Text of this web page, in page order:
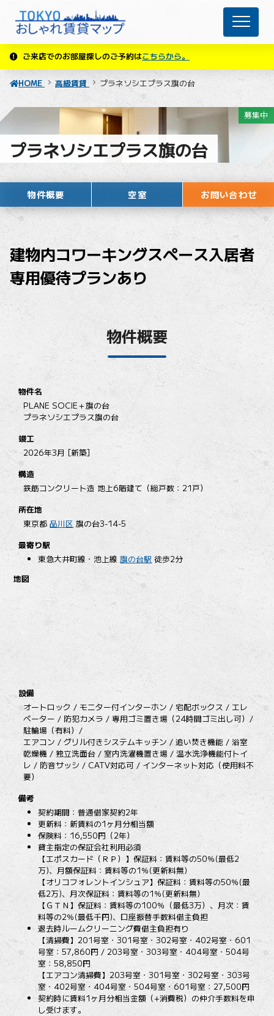
ご来店でのお部屋探しのご予約はこちらから。
HOME 高級賃貸 プラネソシエプラス旗の台
プラネソシエプラス旗の台
募集中
物件概要 空室 お問い合わせ
建物内コワーキングスペース入居者
専用優待プランあり
物件概要
物件名
PLANE SOCIE＋旗の台
プラネソシエプラス旗の台
竣工
2026年3月 [新築]
構造
鉄筋コンクリート造 地上6階建て（総戸数：21戸）
所在地
東京都品川区 旗の台3-14-5
最寄り駅
東急大井町線・池上線旗の台駅 徒歩2分
地図
設備
オートロック / モニター付インターホン / 宅配ボックス / エレ
ベーター / 防犯カメラ / 専用ゴミ置き場（24時間ゴミ出し可）/
駐輪場（有料）/
エアコン / グリル付きシステムキッチン / 追い焚き機能 / 浴室
乾燥機 / 独立洗面台 / 室内洗濯機置き場 / 温水洗浄機能付トイ
レ / 防音サッシ / CATV対応可 / インターネット対応（使用料不
要）
備考
契約期間：普通借家契約2年
更新料：新賃料の1ヶ月分相当額
保険料：16,550円（2年）
貸主指定の保証会社利用必須
【エポスカード（ＲＰ）】保証料：賃料等の50％(最低2
万)、月額保証料：賃料等の1％(更新料無)
【オリコフォレントインシュア】保証料：賃料等の50％(最
低2万)、月次保証料：賃料等の1％(更新料無)
【ＧＴＮ】保証料：賃料等の100％（最低3万）、月次：賃
料等の2％(最低千円)、口座振替手数料借主負担
退去時ルームクリーニング費借主負担有り
【清掃費】201号室・301号室・302号室・402号室・601
号室：57,860円 / 203号室・303号室・404号室・504号
室：58,850円
【エアコン清掃費】203号室・301号室・302号室・303号
室・402号室・404号室・504号室・601号室：27,500円
契約時に賃料1ヶ月分相当金額（+消費税）の仲介手数料を申
し受けます。